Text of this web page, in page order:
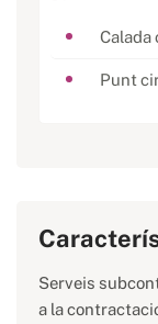
Calada
Punt
Serveis
a la